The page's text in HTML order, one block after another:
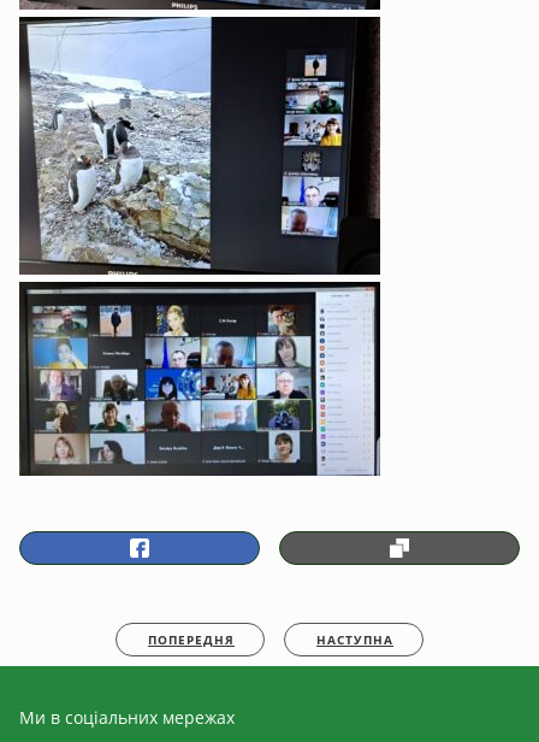
ПОПЕРЕДНЯ НАСТУПНА
Ми в соціальних мережах